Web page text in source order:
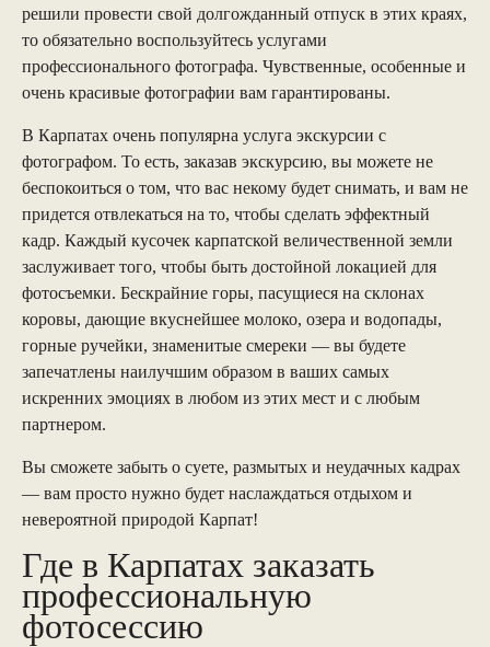
решили провести свой долгожданный отпуск в этих краях,
то обязательно воспользуйтесь услугами
профессионального фотографа. Чувственные, особенные и
очень красивые фотографии вам гарантированы.
В Карпатах очень популярна услуга экскурсии с
фотографом. То есть, заказав экскурсию, вы можете не
беспокоиться о том, что вас некому будет снимать, и вам не
придется отвлекаться на то, чтобы сделать эффектный
кадр. Каждый кусочек карпатской величественной земли
заслуживает того, чтобы быть достойной локацией для
фотосъемки. Бескрайние горы, пасущиеся на склонах
коровы, дающие вкуснейшее молоко, озера и водопады,
горные ручейки, знаменитые смереки — вы будете
запечатлены наилучшим образом в ваших самых
искренних эмоциях в любом из этих мест и с любым
партнером.
Вы сможете забыть о суете, размытых и неудачных кадрах
— вам просто нужно будет наслаждаться отдыхом и
невероятной природой Карпат!
Где в Карпатах заказать
профессиональную
фотосессию